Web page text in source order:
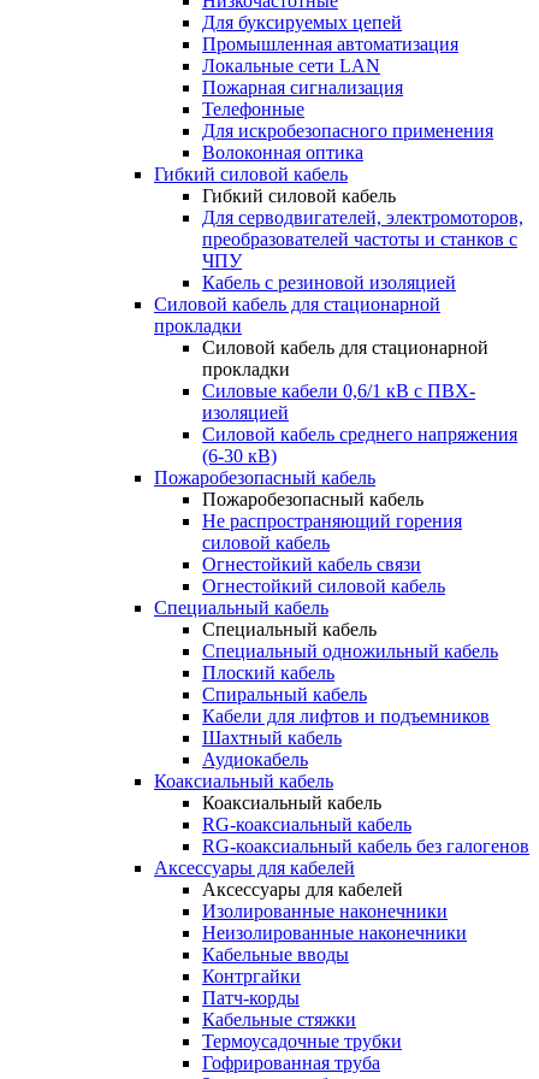
Для буксируемых цепей
Промышленная автоматизация
Локальные сети LAN
Пожарная сигнализация
Телефонные
Для искробезопасного применения
Волоконная оптика
Гибкий силовой кабель
Гибкий силовой кабель
Для серводвигателей, электромоторов,
преобразователей частоты и станков с
ЧПУ
Кабель с резиновой изоляцией
Силовой кабель для стационарной
прокладки
Силовой кабель для стационарной
прокладки
Силовые кабели 0,6/1 кВ с ПВХ-
изоляцией
Силовой кабель среднего напряжения
(6-30 кВ)
Пожаробезопасный кабель
Пожаробезопасный кабель
Не распространяющий горения
силовой кабель
Огнестойкий кабель связи
Огнестойкий силовой кабель
Специальный кабель
Специальный кабель
Специальный одножильный кабель
Плоский кабель
Спиральный кабель
Кабели для лифтов и подъемников
Шахтный кабель
Аудиокабель
Коаксиальный кабель
Коаксиальный кабель
RG-коаксиальный кабель
RG-коаксиальный кабель без галогенов
Аксессуары для кабелей
Аксессуары для кабелей
Изолированные наконечники
Неизолированные наконечники
Кабельные вводы
Контргайки
Патч-корды
Кабельные стяжки
Термоусадочные трубки
Гофрированная труба